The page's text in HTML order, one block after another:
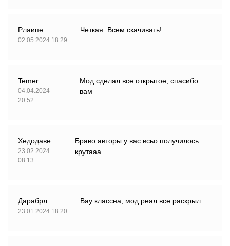
Рлаипе
02.05.2024 18:29
Четкая. Всем скачивать!
Temer
04.04.2024
20:52
Мод сделал все открытое, спасибо
вам
Хедодаве
23.02.2024
08:13
Браво авторы у вас всьо получилось
крутааа
Дарабрл
23.01.2024 18:20
Вау классна, мод реал все раскрыл